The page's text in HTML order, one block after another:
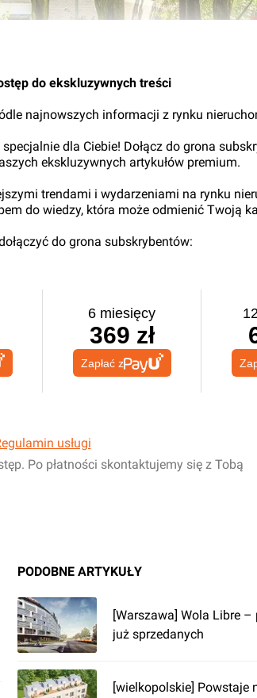
do ekskluzywnych treści
najnowszych informacji z rynku
dla Ciebie! Dołącz do grona
ekskluzywnych artykułów premium.
trendami i wydarzeniami na rynku
do wiedzy, która może odmienić Twoją
do grona subskrybentów:
6 miesięcy
369 zł
Zapłać z
usługi
Po płatności skontaktujemy się z Tobą
PODOBNE ARTYKUŁY
[Warszawa] Wola Libre
już sprzedanych
[wielkopolskie] Powstaje